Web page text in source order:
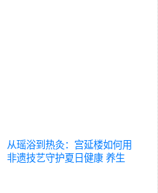
从瑶浴到热灸：宫延楼如何用
非遗技艺守护夏日健康 养生